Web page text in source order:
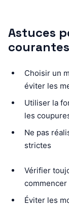
Astuces
Choisir un
éviter les
Utiliser la
les
Ne pas
strictes
Vérifier
commencer
Éviter les